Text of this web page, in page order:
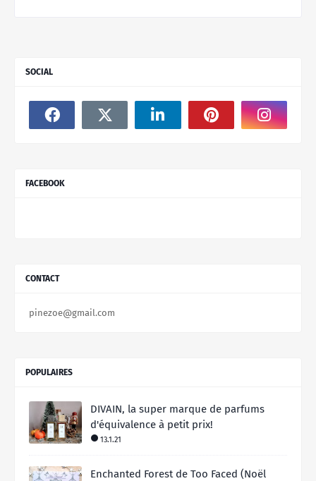
SOCIAL
FACEBOOK
CONTACT
pinezoe@gmail.com
POPULAIRES
DIVAIN, la super marque de parfums
d'équivalence à petit prix!
13.1.21
Enchanted Forest de Too Faced (Noël